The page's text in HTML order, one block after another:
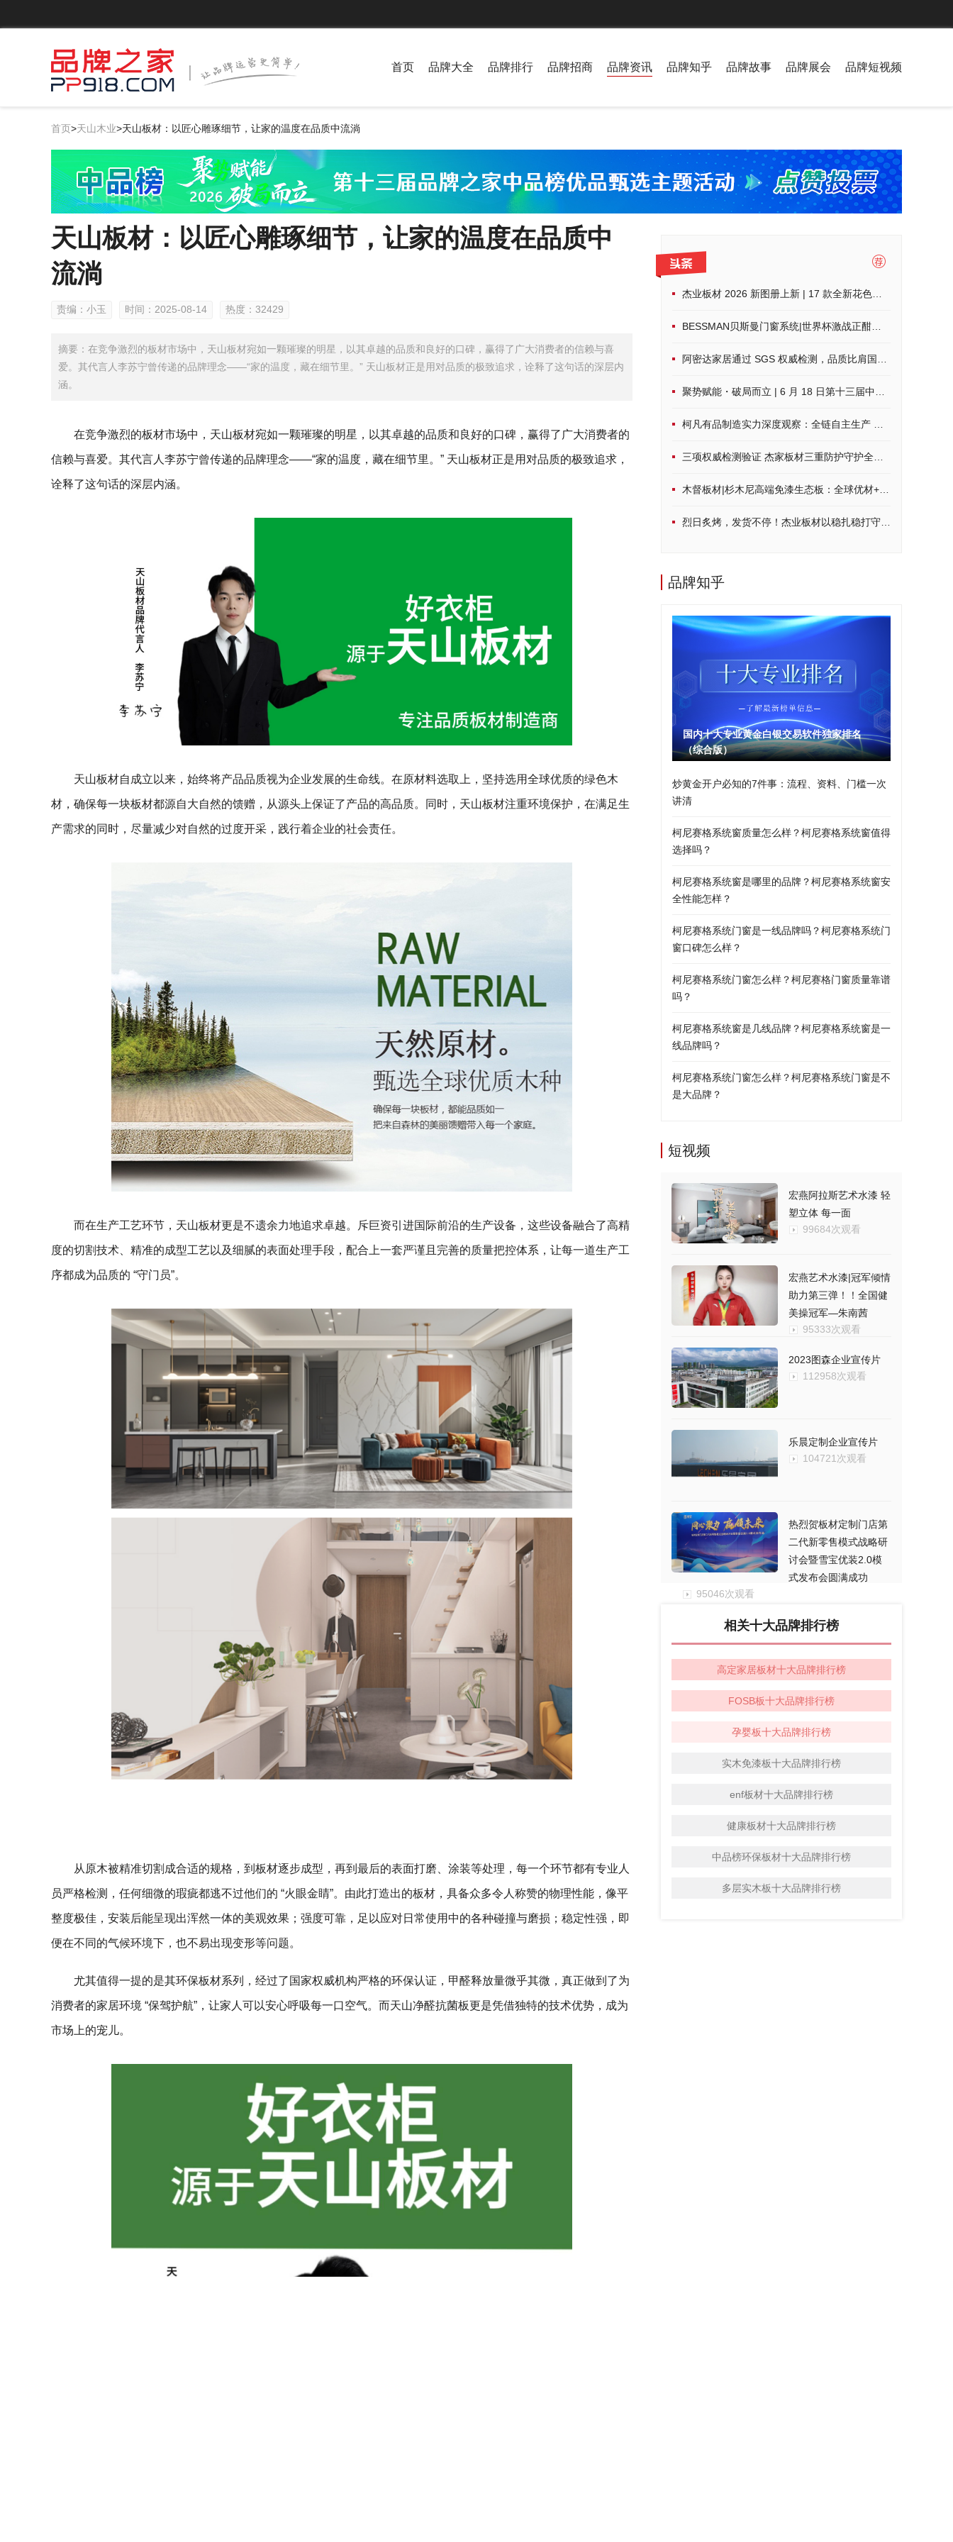
首页 品牌大全 品牌排行 品牌招商 品牌资讯 品牌知乎 品牌故事 品牌展会 品牌短视频
首页>天山木业>天山板材：以匠心雕琢细节，让家的温度在品质中流淌
天山板材：以匠心雕琢细节，让家的温度在品质中
流淌
责编：小玉 时间：2025-08-14 热度：32429
摘要：在竞争激烈的板材市场中，天山板材宛如一颗璀璨的明星，以其卓越的品质和良好的口碑，赢得了广大消费者的信赖与喜
爱。其代言人李苏宁曾传递的品牌理念——“家的温度，藏在细节里。” 天山板材正是用对品质的极致追求，诠释了这句话的深层内
涵。
在竞争激烈的板材市场中，天山板材宛如一颗璀璨的明星，以其卓越的品质和良好的口碑，赢得了广大消费者的
信赖与喜爱。其代言人李苏宁曾传递的品牌理念——“家的温度，藏在细节里。” 天山板材正是用对品质的极致追求，
诠释了这句话的深层内涵。
天山板材自成立以来，始终将产品品质视为企业发展的生命线。在原材料选取上，坚持选用全球优质的绿色木
材，确保每一块板材都源自大自然的馈赠，从源头上保证了产品的高品质。同时，天山板材注重环境保护，在满足生
产需求的同时，尽量减少对自然的过度开采，践行着企业的社会责任。
而在生产工艺环节，天山板材更是不遗余力地追求卓越。斥巨资引进国际前沿的生产设备，这些设备融合了高精
度的切割技术、精准的成型工艺以及细腻的表面处理手段，配合上一套严谨且完善的质量把控体系，让每一道生产工
序都成为品质的 “守门员”。
从原木被精准切割成合适的规格，到板材逐步成型，再到最后的表面打磨、涂装等处理，每一个环节都有专业人
员严格检测，任何细微的瑕疵都逃不过他们的 “火眼金睛”。由此打造出的板材，具备众多令人称赞的物理性能，像平
整度极佳，安装后能呈现出浑然一体的美观效果；强度可靠，足以应对日常使用中的各种碰撞与磨损；稳定性强，即
便在不同的气候环境下，也不易出现变形等问题。
尤其值得一提的是其环保板材系列，经过了国家权威机构严格的环保认证，甲醛释放量微乎其微，真正做到了为
消费者的家居环境 “保驾护航”，让家人可以安心呼吸每一口空气。而天山净醛抗菌板更是凭借独特的技术优势，成为
市场上的宠儿。
杰业板材 2026 新图册上新 | 17 款全新花色，解锁家装高阶美学
BESSMAN贝斯曼门窗系统|世界杯激战正酣，硬核配置打造沉浸式观赛空间
阿密达家居通过 SGS 权威检测，品质比肩国际标准
聚势赋能・破局而立 | 6 月 18 日第十三届中品榜荣耀启幕，共鉴家居建材行业品牌力量
柯凡有品制造实力深度观察：全链自主生产 筑牢一体化发展根基
三项权威检测验证 杰家板材三重防护守护全周期居家健康
木督板材|杉木尼高端免漆生态板：全球优材+环保科技，定制品质家居
烈日炙烤，发货不停！杰业板材以稳扎稳打守护品质承诺
品牌知乎
国内十大专业黄金白银交易软件独家排名
（综合版）
炒黄金开户必知的7件事：流程、资料、门槛一次
讲清
柯尼赛格系统窗质量怎么样？柯尼赛格系统窗值得
选择吗？
柯尼赛格系统窗是哪里的品牌？柯尼赛格系统窗安
全性能怎样？
柯尼赛格系统门窗是一线品牌吗？柯尼赛格系统门
窗口碑怎么样？
柯尼赛格系统门窗怎么样？柯尼赛格门窗质量靠谱
吗？
柯尼赛格系统窗是几线品牌？柯尼赛格系统窗是一
线品牌吗？
柯尼赛格系统门窗怎么样？柯尼赛格系统门窗是不
是大品牌？
短视频
宏燕阿拉斯艺术水漆 轻
塑立体 每一面
99684次观看
宏燕艺术水漆|冠军倾情
助力第三弹！！全国健
美操冠军—朱南茜
95333次观看
2023图森企业宣传片
112958次观看
乐晨定制企业宣传片
104721次观看
热烈贺板材定制门店第
二代新零售模式战略研
讨会暨雪宝优装2.0模
式发布会圆满成功
95046次观看
相关十大品牌排行榜
高定家居板材十大品牌排行榜
FOSB板十大品牌排行榜
孕婴板十大品牌排行榜
实木免漆板十大品牌排行榜
enf板材十大品牌排行榜
健康板材十大品牌排行榜
中品榜环保板材十大品牌排行榜
多层实木板十大品牌排行榜